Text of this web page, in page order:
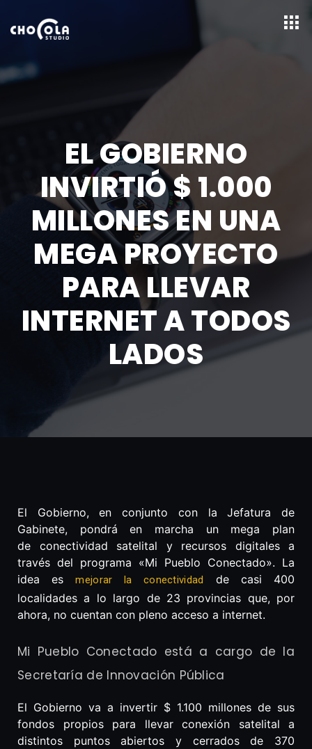
EL GOBIERNO
INVIRTIÓ $ 1.000
MILLONES EN UNA
MEGA PROYECTO
PARA LLEVAR
INTERNET A TODOS
LADOS
El Gobierno, en conjunto con la Jefatura de
Gabinete, pondrá en marcha un mega plan
de conectividad satelital y recursos digitales a
través del programa «Mi Pueblo Conectado». La
idea esmejorar la conectividad
de casi 400
localidades a lo largo de 23 provincias que, por
ahora, no cuentan con pleno acceso a internet.
Mi Pueblo Conectado está a cargo de la
Secretaría de Innovación Pública
El Gobierno va a invertir $ 1.100 millones de sus
fondos propios para llevar conexión satelital a
distintos puntos abiertos y cerrados de 370